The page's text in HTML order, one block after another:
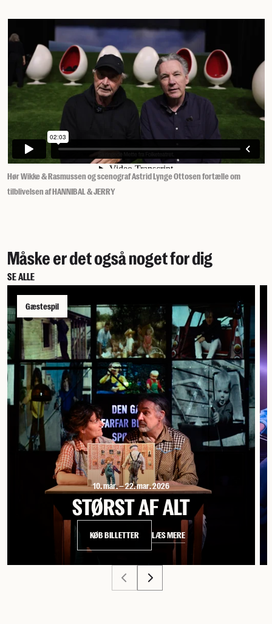
Hør Wikke & Rasmussen og scenograf Astrid Lynge Ottosen fortælle om
tilblivelsen af HANNIBAL & JERRY
Måske er det også noget for dig
SE ALLE
Gæstespil
10. mar. – 22. mar. 2026
STØRST AF ALT
KØB BILLETTER LÆS MERE